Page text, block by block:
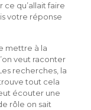
ce qu’allait faire
votre réponse
mettre à la
veut raconter
recherches, la
tout cela
écouter une
rôle on sait